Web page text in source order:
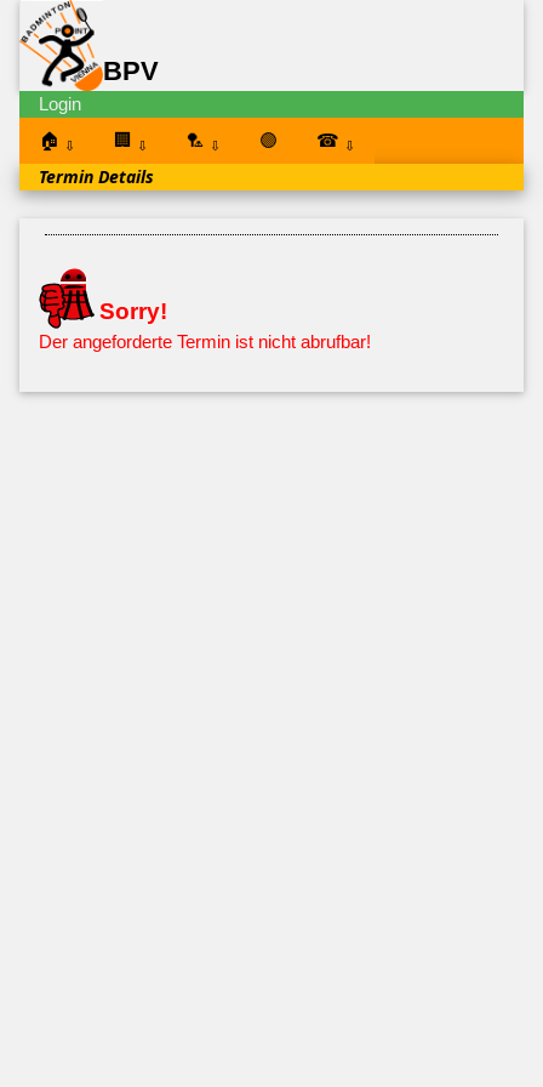
BPV
Login
🏠
⇩ 🏢 ⇩ 🏸 ⇩ 🟣 ☎ ⇩
Termin Details
Sorry!
Der angeforderte Termin ist nicht abrufbar!